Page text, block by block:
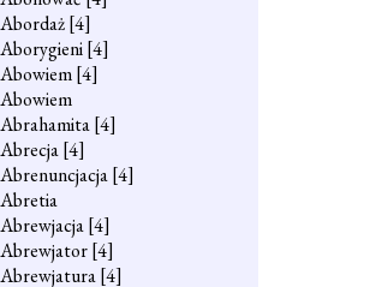
Abordaż[4]
Aborygieni[4]
Abowiem[4]
Abowiem
Abrahamita[4]
Abrecja[4]
Abrenuncjacja[4]
Abretia
Abrewjacja[4]
Abrewjator[4]
Abrewjatura[4]